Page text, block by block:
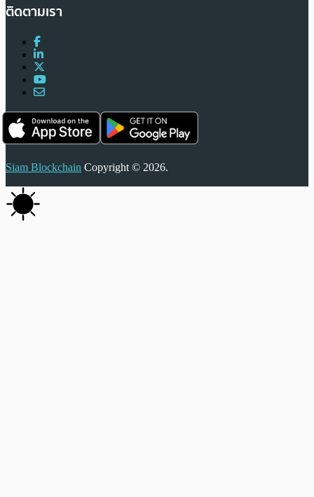
ติดตามเรา
Siam Blockchain Copyright © 2026.